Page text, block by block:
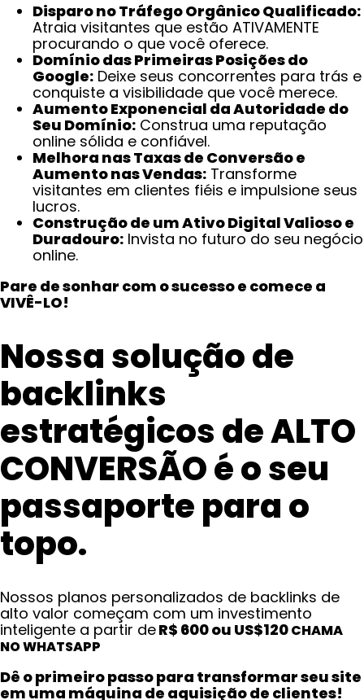
Disparo no Tráfego Orgânico Qualificado:
Atraia visitantes que estão ATIVAMENTE
procurando o que você oferece.
Domínio das Primeiras Posições do
Google: Deixe seus concorrentes para trás e
conquiste a visibilidade que você merece.
Aumento Exponencial da Autoridade do
Seu Domínio: Construa uma reputação
online sólida e confiável.
Melhora nas Taxas de Conversão e
Aumento nas Vendas: Transforme
visitantes em clientes fiéis e impulsione seus
lucros.
Construção de um Ativo Digital Valioso e
Duradouro: Invista no futuro do seu negócio
online.
Pare de sonhar com o sucesso e comece a
VIVÊ-LO!
Nossa solução de
backlinks
estratégicos de ALTO
CONVERSÃO é o seu
passaporte para o
topo.
Nossos planos personalizados de backlinks de
alto valor começam com um investimento
inteligente a partir deR$ 600 ou US$120CHAMA
NO WHATSAPP
Dê o primeiro passo para transformar seu site
em uma máquina de aquisição de clientes!